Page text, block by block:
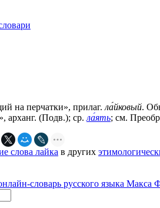
на перчатки», прилаг. ла́йковый.
арханг. (Подв.); ср. ла́ять; см.
слова лайка в других
словарь русского языка Макса